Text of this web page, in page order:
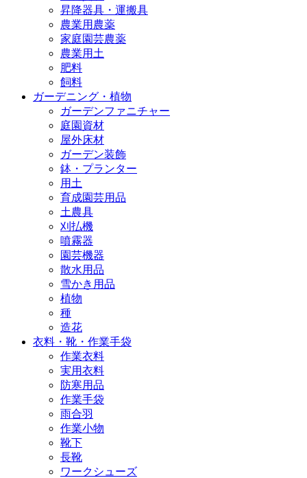
昇降器具・運搬具
農業用農薬
家庭園芸農薬
農業用土
肥料
飼料
ガーデニング・植物
ガーデンファニチャー
庭園資材
屋外床材
ガーデン装飾
鉢・プランター
用土
育成園芸用品
土農具
刈払機
噴霧器
園芸機器
散水用品
雪かき用品
植物
種
造花
衣料・靴・作業手袋
作業衣料
実用衣料
防寒用品
作業手袋
雨合羽
作業小物
靴下
長靴
ワークシューズ